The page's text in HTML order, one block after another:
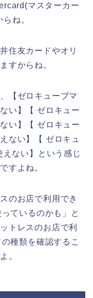
マスターカー
ね。
住友カードやオリ
すからね。
【ゼロキューブマ
い】【 ゼロキュー
い】【 ゼロキュー
い】【 ゼロキュ
ない】という感じ
すよね。
のお店で利用でき
ているのかも」と
トレスのお店で利
種類を確認するこ
。